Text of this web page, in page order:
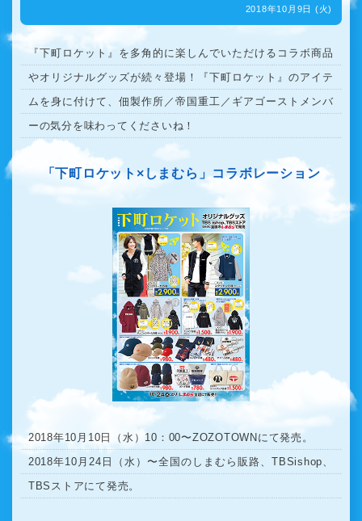
2018年10月9日 (火)
『下町ロケット』を多角的に楽しんでいただけるコラボ商品
やオリジナルグッズが続々登場！『下町ロケット』のアイテ
ムを身に付けて、佃製作所／帝国重工／ギアゴーストメンバ
ーの気分を味わってくださいね！
「下町ロケット×しまむら」コラボレーション
2018年10月10日（水）10：00〜ZOZOTOWNにて発売。
2018年10月24日（水）〜全国のしまむら販路、TBSishop、
TBSストアにて発売。